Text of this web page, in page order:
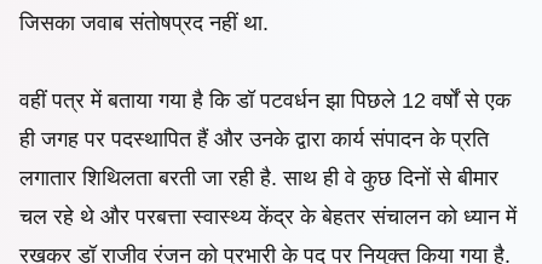
जिसका जवाब संतोषप्रद नहीं था.
वहीं पत्र में बताया गया है कि डॉ पटवर्धन झा पिछले 12 वर्षों से एक
ही जगह पर पदस्थापित हैं और उनके द्वारा कार्य संपादन के प्रति
लगातार शिथिलता बरती जा रही है. साथ ही वे कुछ दिनों से बीमार
चल रहे थे और परबत्ता स्वास्थ्य केंद्र के बेहतर संचालन को ध्यान में
रखकर डॉ राजीव रंजन को प्रभारी के पद पर नियुक्त किया गया है.